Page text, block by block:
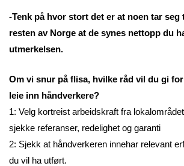
-Tenk på hvor stort det er at noen tar seg
resten av Norge at de synes nettopp du
utmerkelsen.
Om vi snur på flisa, hvilke råd vil du gi
leie inn håndverkere?
1: Velg kortreist arbeidskraft fra
sjekke referanser, redelighet og garanti
2: Sjekk at håndverkeren innehar relevant
du vil ha utført.